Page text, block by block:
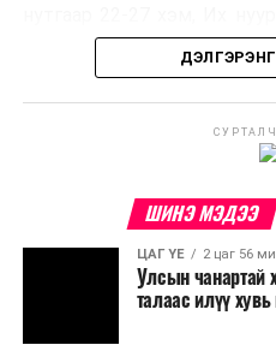
нутгийн өмнөд хэсгээр
32 хэм дулаан байна.
УЛААНБААТАР
үүлтэй.
хойноос
дулаан байна.
БАГАНУУР
Бороо
ШИНЭ МЭДЭЭ
ЦАГ ҮЕ 2 цаг 56
Улсын чанартай
талаас илүү